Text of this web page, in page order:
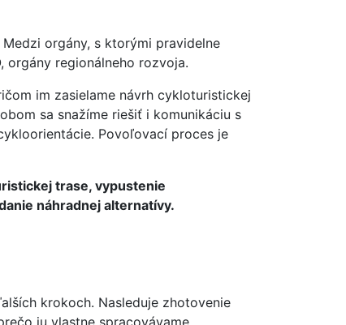
orgány, s ktorými pravidelne
orgány regionálneho rozvoja.
im zasielame návrh cykloturistickej
sa snažíme riešiť i komunikáciu s
Povoľovací proces je
trase, vypustenie
náhradnej alternatívy.
krokoch. Nasleduje zhotovenie
ju vlastne spracovávame.